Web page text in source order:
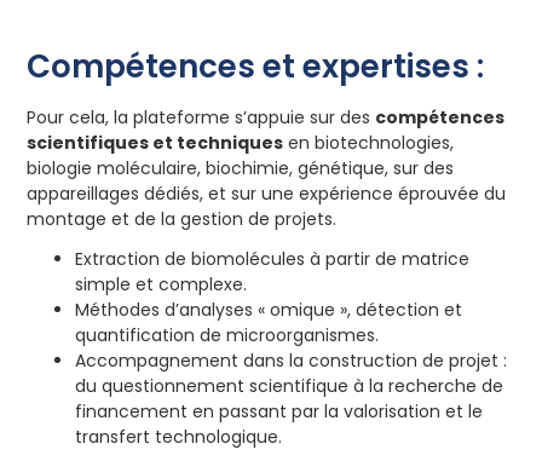
Compétences et expertises :
Pour cela, la plateforme s’appuie sur des compétences
scientifiques et techniques en biotechnologies,
biologie moléculaire, biochimie, génétique, sur des
appareillages dédiés, et sur une expérience éprouvée du
montage et de la gestion de projets.
Extraction de biomolécules à partir de matrice
simple et complexe.
Méthodes d’analyses « omique », détection et
quantification de microorganismes.
Accompagnement dans la construction de projet :
du questionnement scientifique à la recherche de
financement en passant par la valorisation et le
transfert technologique.